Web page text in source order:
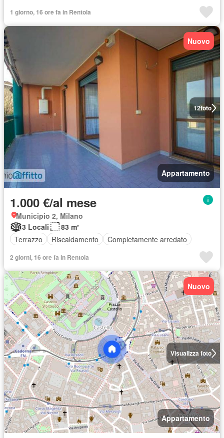
1 giorno, 16 ore fa in Rentola
12foto
Nuovo
Appartamento
1.000 €/al mese
Municipio 2, Milano
3 Locali
83 m²
Terrazzo
Riscaldamento Completamente arredato
2 giorni, 16 ore fa in Rentola
Visualizza foto
Nuovo
Appartamento